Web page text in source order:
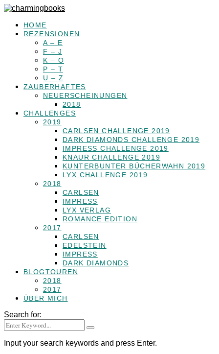
HOME
REZENSIONEN
A – E
F – J
K – O
P – T
U – Z
ZAUBERHAFTES
NEUERSCHEINUNGEN
2018
CHALLENGES
2019
CARLSEN CHALLENGE 2019
DARK DIAMONDS CHALLENGE 2019
IMPRESS CHALLENGE 2019
KNAUR CHALLENGE 2019
KUNTERBUNTER BÜCHERWAHN 2019
LYX CHALLENGE 2019
2018
CARLSEN
IMPRESS
LYX VERLAG
ROMANCE EDITION
2017
CARLSEN
EDELSTEIN
IMPRESS
DARK DIAMONDS
BLOGTOUREN
2018
2017
ÜBER MICH
Search for:
Input your search keywords and press Enter.